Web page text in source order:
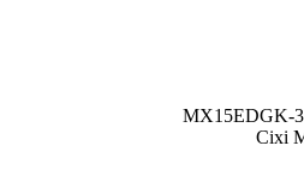
MX15EDGK-
Cixi